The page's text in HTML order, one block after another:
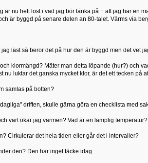
är nu helt lost i vad jag bör tänka på + att jag har en
är byggd på senare delen an 80-talet. Värms via
läst så beror det på hur den är byggd men det vet
klormängd? Mäter man detta löpande (hur?) och
nu luktar det ganska mycket klor, är det ett tecken på
samlas på botten?
driften, skulle gärna göra en checklista med
vart ökar jag värmen? Vad är en lämplig temperatur?
Cirkulerar det hela tiden eller går det i intervaller?
den? Den har inget täcke idag..